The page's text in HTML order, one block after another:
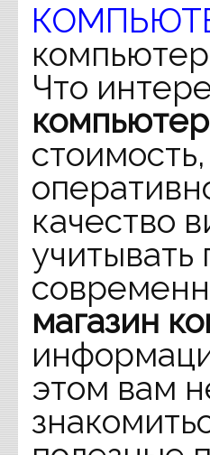
Что
качество
магазин
этом вам